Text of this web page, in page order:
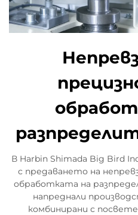
В Harbin Shimada Big Bird
с предаването на
обработката на
напреднали
комбинирани с